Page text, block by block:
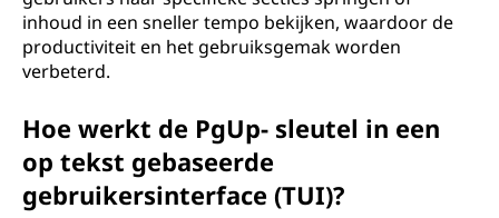
inhoud in een sneller tempo bekijken, waardoor de
productiviteit en het gebruiksgemak worden
verbeterd.
Hoe werkt de PgUp- sleutel in een
op tekst gebaseerde
gebruikersinterface (TUI)?